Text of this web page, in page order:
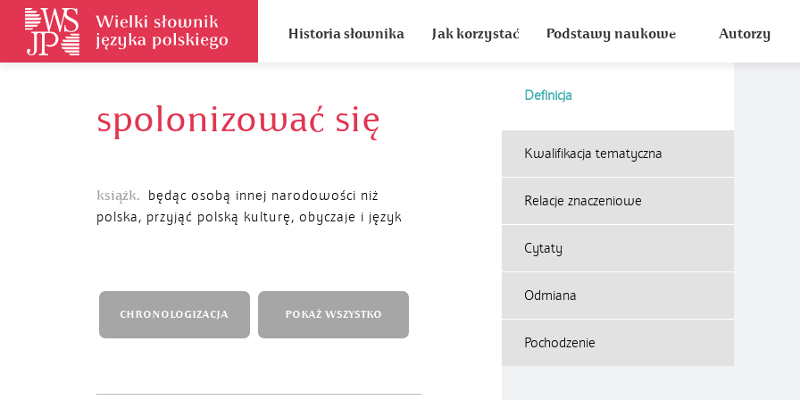
Historia słownika Jak korzystać Podstawy naukowe Autorzy
spolonizować się
Definicja
książk.
będąc osobą innej narodowości niż
polska, przyjąć polską kulturę, obyczaje i język
Kwalifikacja tematyczna
Relacje znaczeniowe
Cytaty
Odmiana
Pochodzenie
CHRONOLOGIZACJA POKAŻ WSZYSTKO